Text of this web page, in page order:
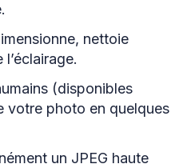
nettoie
l’éclairage.
(disponibles
votre photo en quelques
un JPEG haute